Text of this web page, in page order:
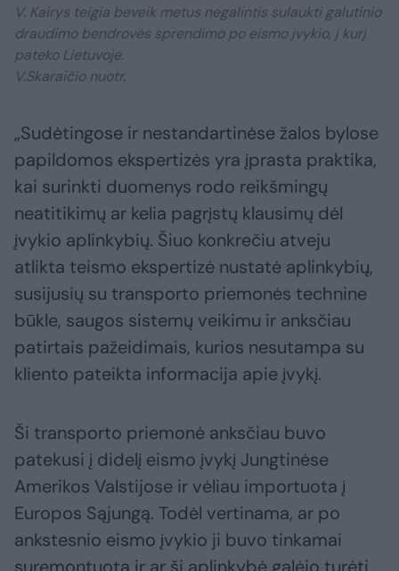
V. Kairys teigia beveik metus negalintis sulaukti galutinio
draudimo bendrovės sprendimo po eismo įvykio, į kurį
pateko Lietuvoje.
V.Skaraičio nuotr.
„Sudėtingose ir nestandartinėse žalos bylose
papildomos ekspertizės yra įprasta praktika,
kai surinkti duomenys rodo reikšmingų
neatitikimų ar kelia pagrįstų klausimų dėl
įvykio aplinkybių. Šiuo konkrečiu atveju
atlikta teismo ekspertizė nustatė aplinkybių,
susijusių su transporto priemonės technine
būkle, saugos sistemų veikimu ir anksčiau
patirtais pažeidimais, kurios nesutampa su
kliento pateikta informacija apie įvykį.
Ši transporto priemonė anksčiau buvo
patekusi į didelį eismo įvykį Jungtinėse
Amerikos Valstijose ir vėliau importuota į
Europos Sąjungą. Todėl vertinama, ar po
ankstesnio eismo įvykio ji buvo tinkamai